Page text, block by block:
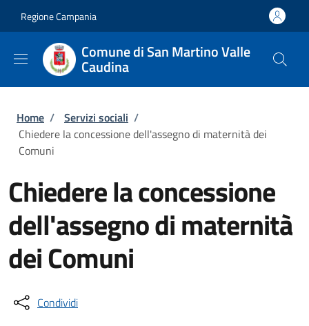
Regione Campania
Comune di San Martino Valle
Caudina
Briciole di pane
Home / Servizi sociali /
Chiedere la concessione dell'assegno di maternità dei
Comuni
Chiedere la concessione
dell'assegno di maternità
dei Comuni
Condividi